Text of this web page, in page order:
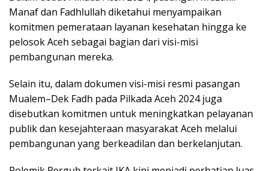
Manaf dan Fadhlullah diketahui menyampaikan
komitmen pemerataan layanan kesehatan hingga ke
pelosok Aceh sebagai bagian dari visi-misi
pembangunan mereka.
Selain itu, dalam dokumen visi-misi resmi pasangan
Mualem–Dek Fadh pada Pilkada Aceh 2024 juga
disebutkan komitmen untuk meningkatkan pelayanan
publik dan kesejahteraan masyarakat Aceh melalui
pembangunan yang berkeadilan dan berkelanjutan.